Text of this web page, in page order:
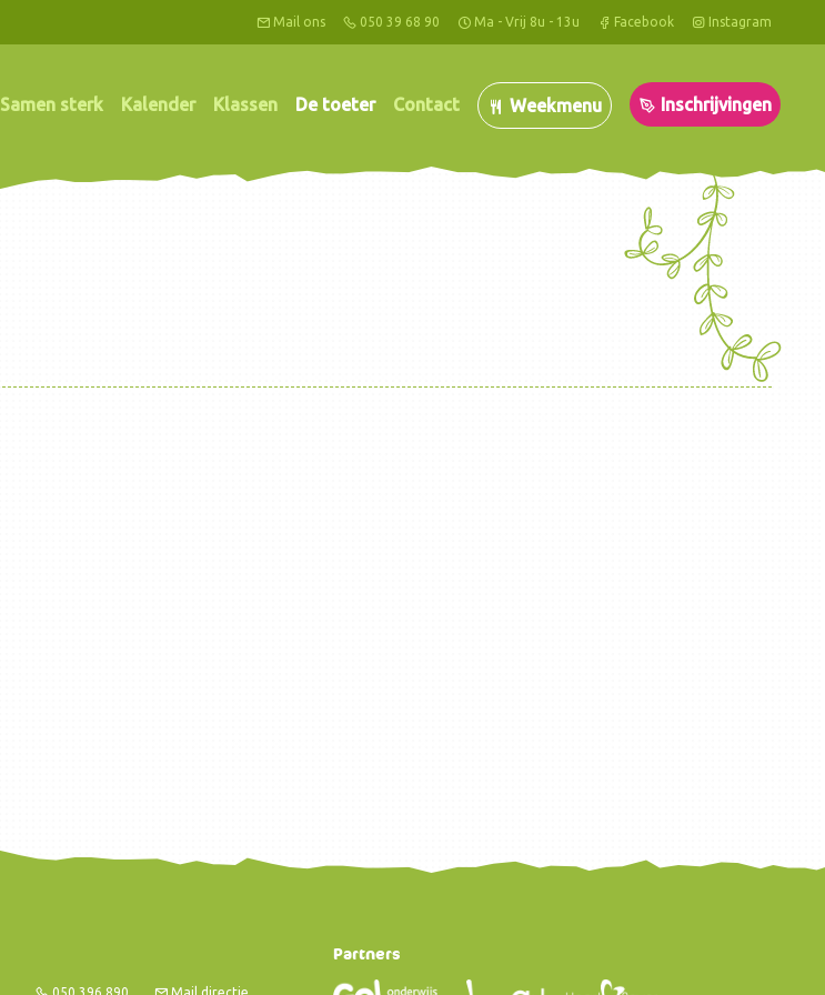
Mail ons 050 39 68 90 Ma - Vrij 8u - 13u Facebook Instagram
Samen sterk Kalender Klassen De toeter Contact Weekmenu Inschrijvingen
Partners